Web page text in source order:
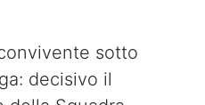
sotto
decisivo il